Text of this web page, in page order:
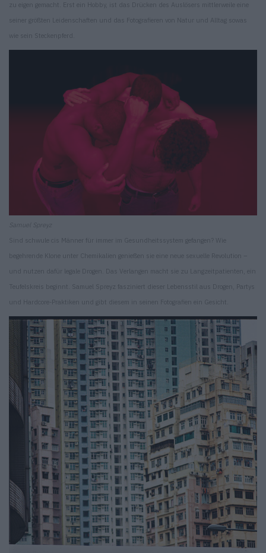
zu eigen gemacht. Erst ein Hobby, ist das Drücken des Auslösers mittlerweile eine
seiner größten Leidenschaften und das Fotografieren von Natur und Alltag sowas
wie sein Steckenpferd.
Sind schwule cis Männer für immer im Gesundheitssystem gefangen? Wie
begehrende Klone unter Chemikalien genießen sie eine neue sexuelle Revolution –
und nutzen dafür legale Drogen. Das Verlangen macht sie zu Langzeitpatienten, ein
Teufelskreis beginnt. Samuel Spreyz fasziniert dieser Lebensstil aus Drogen, Partys
und Hardcore-Praktiken und gibt diesem in seinen Fotografien ein Gesicht.